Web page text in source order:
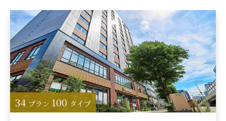
34 プラン 100 タイプ